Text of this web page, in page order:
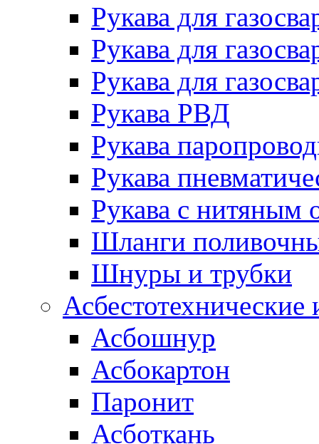
Рукава для
Рукава для
Рукава для
Рукава РВД
Рукава
Рукава
Рукава с нитяным
Шланги
Шнуры и трубки
Асбестотехнические
Асбошнур
Асбокартон
Паронит
Асботкань